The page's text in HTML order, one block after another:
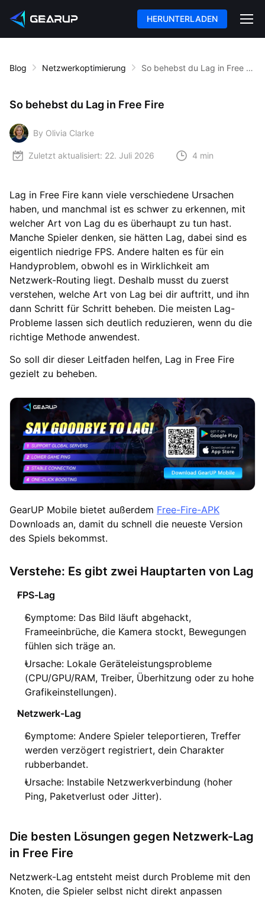
HERUNTERLADEN
Blog Netzwerkoptimierung So behebst du Lag in Free Fire
So behebst du Lag in Free Fire
By Olivia Clarke
Zuletzt aktualisiert: 22. Juli 2026 4 min
Lag in Free Fire kann viele verschiedene Ursachen
haben, und manchmal ist es schwer zu erkennen, mit
welcher Art von Lag du es überhaupt zu tun hast.
Manche Spieler denken, sie hätten Lag, dabei sind es
eigentlich niedrige FPS. Andere halten es für ein
Handyproblem, obwohl es in Wirklichkeit am
Netzwerk-Routing liegt. Deshalb musst du zuerst
verstehen, welche Art von Lag bei dir auftritt, und ihn
dann Schritt für Schritt beheben. Die meisten Lag-
Probleme lassen sich deutlich reduzieren, wenn du die
richtige Methode anwendest.
So soll dir dieser Leitfaden helfen, Lag in Free Fire
gezielt zu beheben.
GearUP Mobile bietet außerdem Free-Fire-APK
Downloads an, damit du schnell die neueste Version
des Spiels bekommst.
Verstehe: Es gibt zwei Hauptarten von Lag
FPS-Lag
Symptome: Das Bild läuft abgehackt,
Frameeinbrüche, die Kamera stockt, Bewegungen
fühlen sich träge an.
Ursache: Lokale Geräteleistungsprobleme
(CPU/GPU/RAM, Treiber, Überhitzung oder zu hohe
Grafikeinstellungen).
Netzwerk-Lag
Symptome: Andere Spieler teleportieren, Treffer
werden verzögert registriert, dein Charakter
rubberbandet.
Ursache: Instabile Netzwerkverbindung (hoher
Ping, Paketverlust oder Jitter).
Die besten Lösungen gegen Netzwerk-Lag
in Free Fire
Netzwerk-Lag entsteht meist durch Probleme mit den
Knoten, die Spieler selbst nicht direkt anpassen